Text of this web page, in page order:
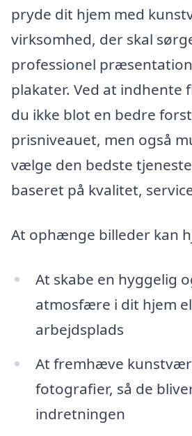
pryde dit hjem med
virksomhed, der skal
professionel
plakater. Ved at indhente
du ikke blot en bedre
prisniveauet, men også
vælge den bedste
baseret på kvalitet,
At ophænge billeder kan
At skabe en hyggelig
atmosfære i dit hjem
arbejdsplads
At fremhæve
fotografier, så de
indretningen